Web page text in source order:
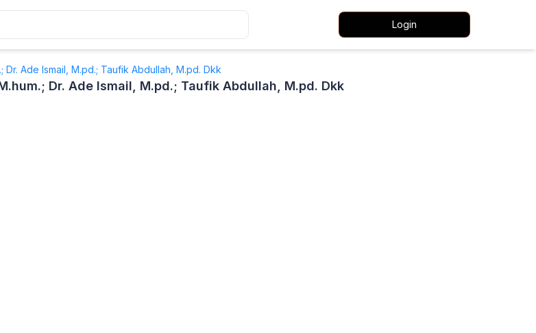
Login
Dr. Ade Ismail, M.pd.; Taufik Abdullah, M.pd. Dkk
Dr. Ade Ismail, M.pd.; Taufik Abdullah, M.pd. Dkk